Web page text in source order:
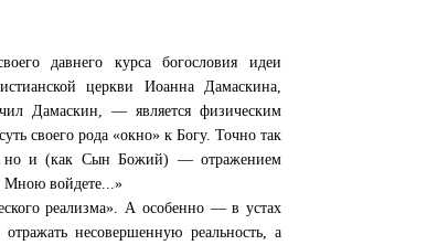
давнего курса богословия идеи
церкви Иоанна Дамаскина,
Дамаскин, — является физическим
своего рода «окно» к Богу. Точно так
но и (как Сын Божий) — отражением
Мною войдете...»
реализма». А особенно — в устах
несовершенную реальность, а